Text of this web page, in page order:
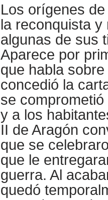
Los orígenes
la reconquista
algunas de sus
Aparece por
que habla
concedió la
se
y a los
II de Aragón
que se
que le
guerra. Al
quedó